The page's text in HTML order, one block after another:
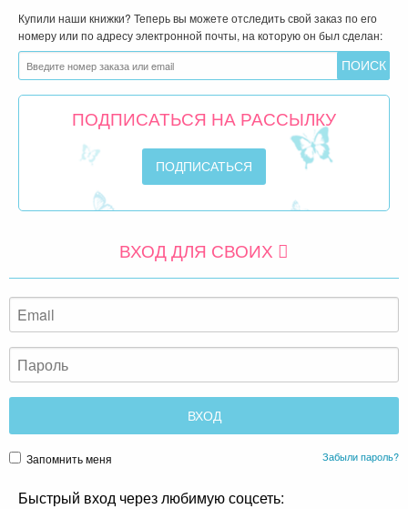
Купили наши книжки? Теперь вы можете отследить свой заказ по его
номеру или по адресу электронной почты, на которую он был сделан:
ПОДПИСАТЬСЯ НА РАССЫЛКУ
ВХОД ДЛЯ СВОИХ
Запомнить меня Забыли пароль?
Быстрый вход через любимую соцсеть: